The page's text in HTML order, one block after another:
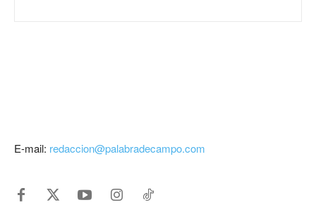
E-mail: redaccion@palabradecampo.com